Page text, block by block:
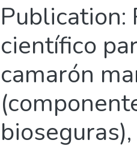
Publication:
científico
camarón